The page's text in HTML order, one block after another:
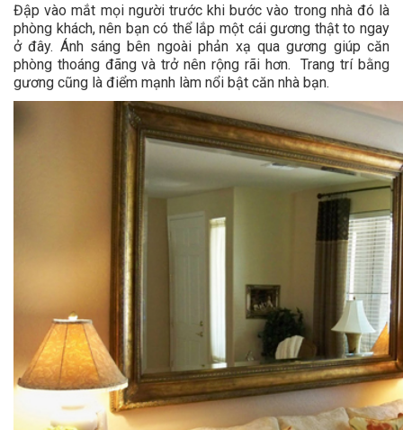
Đập vào mắt mọi người trước khi bước vào trong nhà đó là
phòng khách, nên bạn có thể lắp một cái gương thật to ngay
ở đây. Ánh sáng bên ngoài phản xạ qua gương giúp căn
phòng thoáng đãng và trở nên rộng rãi hơn. Trang trí bằng
gương cũng là điểm mạnh làm nổi bật căn nhà bạn.